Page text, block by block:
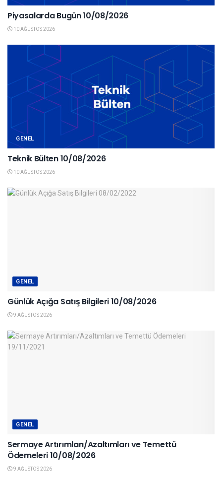
Piyasalarda Bugün 10/08/2026
10 AĞUSTOS 2026
GENEL
Teknik Bülten 10/08/2026
10 AĞUSTOS 2026
GENEL
Günlük Açığa Satış Bilgileri 10/08/2026
9 AĞUSTOS 2026
GENEL
Sermaye Artırımları/Azaltımları ve Temettü
Ödemeleri 10/08/2026
9 AĞUSTOS 2026